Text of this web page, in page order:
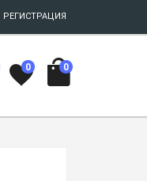
РЕГИСТРАЦИЯ
0 0